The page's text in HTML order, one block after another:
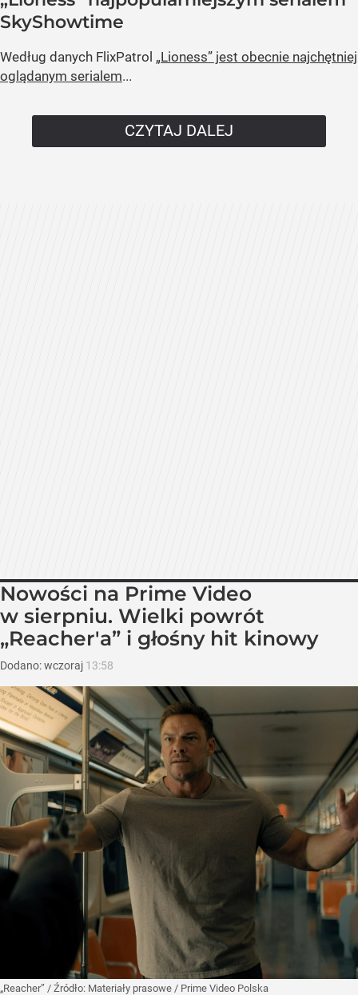
SkyShowtime
Według danych FlixPatrol „Lioness” jest obecnie najchętniej
oglądanym serialem...
CZYTAJ DALEJ
Nowości na Prime Video
w sierpniu. Wielki powrót
„Reacher'a” i głośny hit kinowy
Dodano:wczoraj 13:58
„Reacher” / Źródło: Materiały prasowe / Prime Video Polska